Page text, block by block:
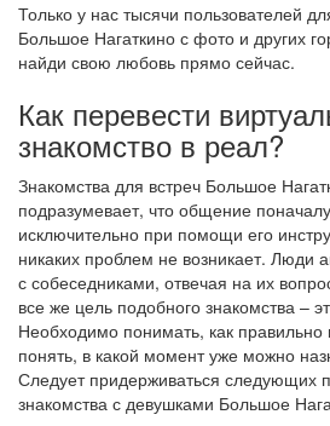
Только у нас тысячи пользователей
Большое Нагаткино с фото и других
найди свою любовь прямо сейчас.
Как перевести
знакомство в реал?
Знакомства для встреч Большое
подразумевает, что общение
исключительно при помощи его
никаких проблем не возникает. Люди
с собеседниками, отвечая на их
все же цель подобного знакомства –
Необходимо понимать, как правильно
понять, в какой момент уже можно
Следует придерживаться следующих
знакомства с девушками Большое